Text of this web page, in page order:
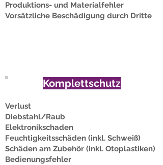
Produktions- und Materialfehler
Vorsätzliche Beschädigung durch Dritte
Komplettschutz
Verlust
Diebstahl/Raub
Elektronikschaden
Feuchtigkeitsschäden (inkl. Schweiß)
Schäden am Zubehör (inkl. Otoplastiken)
Bedienungsfehler